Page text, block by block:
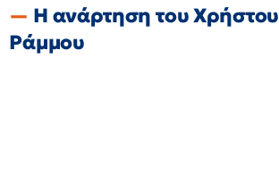
Η ανάρτηση του Χρήστου
Ράμμου